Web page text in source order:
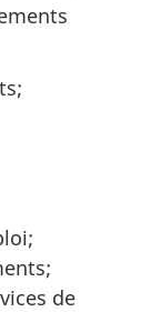
de